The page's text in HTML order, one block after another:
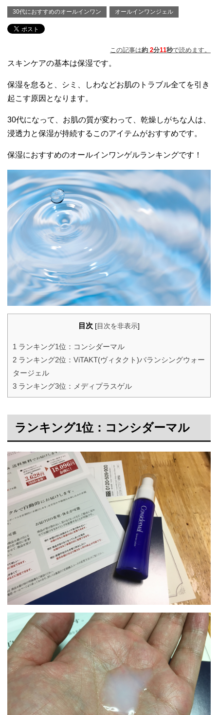
30代におすすめのオールインワン オールインワンジェル
この記事は約 2分11秒で読めます。
スキンケアの基本は保湿です。
保湿を怠ると、シミ、しわなどお肌のトラブル全てを引き
起こす原因となります。
30代になって、お肌の質が変わって、乾燥しがちな人は、
浸透力と保湿が持続するこのアイテムがおすすめです。
保湿におすすめのオールインワンゲルランキングです！
目次 [ 目次を非表示]
1 ランキング1位：コンシダーマル
2 ランキング2位：ViTAKT(ヴィタクト)バランシングウォー
タージェル
3 ランキング3位：メディプラスゲル
ランキング1位：コンシダーマル